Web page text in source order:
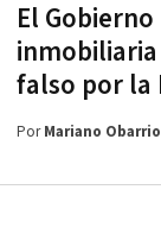
El
falso por la
PorMariano Obarrio